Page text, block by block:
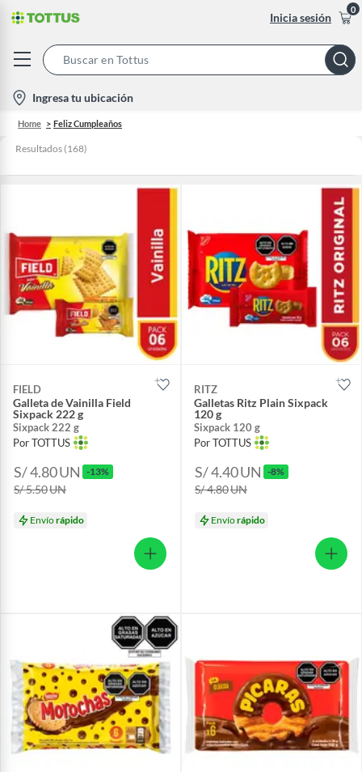
Inicia sesión
0
Bar
location-
icon
Ingresa tu ubicación
Home Feliz Cumpleaños
Resultados (168)
FIELD
Galleta de Vainilla Field
Sixpack 222 g
Sixpack 222 g
Por TOTTUS
S/ 4.80UN -13%
S/ 5.50UN
Envíorápido
RITZ
Galletas Ritz Plain Sixpack
120 g
Sixpack 120 g
Por TOTTUS
S/ 4.40UN -8%
S/ 4.80UN
Envíorápido